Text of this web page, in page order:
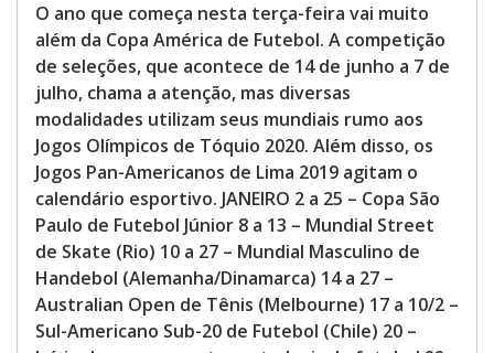
O ano que começa nesta terça-feira vai muito
além da Copa América de Futebol. A competição
de seleções, que acontece de 14 de junho a 7 de
julho, chama a atenção, mas diversas
modalidades utilizam seus mundiais rumo aos
Jogos Olímpicos de Tóquio 2020. Além disso, os
Jogos Pan-Americanos de Lima 2019 agitam o
calendário esportivo. JANEIRO 2 a 25 – Copa São
Paulo de Futebol Júnior 8 a 13 – Mundial Street
de Skate (Rio) 10 a 27 – Mundial Masculino de
Handebol (Alemanha/Dinamarca) 14 a 27 –
Australian Open de Tênis (Melbourne) 17 a 10/2 –
Sul-Americano Sub-20 de Futebol (Chile) 20 –